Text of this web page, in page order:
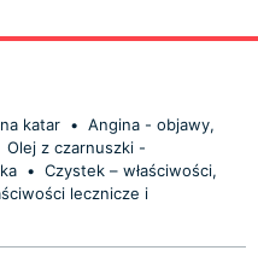
katar • Angina - objawy,
Olej z czarnuszki -
• Czystek – właściwości,
lecznicze i